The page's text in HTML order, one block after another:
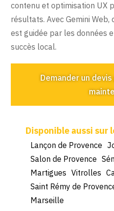
contenu et optimisation UX
résultats. Avec Gemini Web,
est guidée par les données
succès local.
Demander un
Lançon de Provence
Salon de Provence
Martigues Vitrolles
Saint Rémy de
Marseille